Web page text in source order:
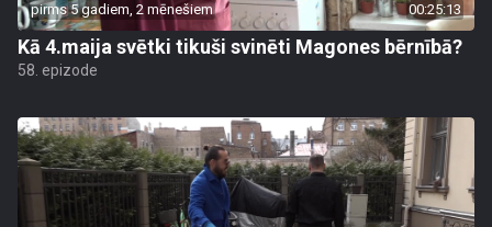
pirms 5 gadiem, 2 mēnešiem 00:25:13
Kā 4.maija svētki tikuši svinēti Magones bērnībā?
58. epizode